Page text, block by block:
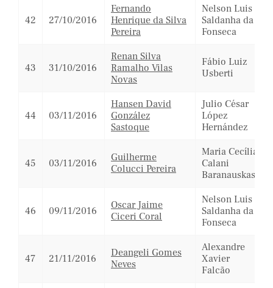
42 27/10/2016
Fernando
Henrique da Silva
Pereira
Nelson Luis
Saldanha da
Fonseca
43 31/10/2016
Renan Silva
Ramalho Vilas
Novas
Fábio Luiz
Usberti
44 03/11/2016
Hansen David
González
Sastoque
Julio César
López
Hernández
45 03/11/2016
Guilherme
Colucci Pereira
Maria Cecília
Calani
Baranauskas
46 09/11/2016
Oscar Jaime
Ciceri Coral
Nelson Luis
Saldanha da
Fonseca
47 21/11/2016
Deangeli Gomes
Neves
Alexandre
Xavier
Falcão